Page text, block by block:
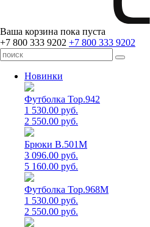
Ваша корзина пока пуста
+7 800 333 9202 +7 800 333 9202
Новинки
Футболка Top.942
1 530.00 руб.
2 550.00 руб.
Брюки B.501M
3 096.00 руб.
5 160.00 руб.
Футболка Top.968M
1 530.00 руб.
2 550.00 руб.